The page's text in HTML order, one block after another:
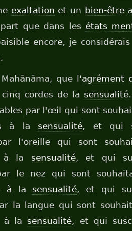
exaltation et un bien-être
que dans les états
encore, je
.
que l'agrément
cinq cordes de la sensualité
par l'œil qui sont
à la sensualité, et qui
l'oreille qui sont
à la sensualité, et qui
le nez qui sont
à la sensualité, et qui
la langue qui sont
à la sensualité, et qui